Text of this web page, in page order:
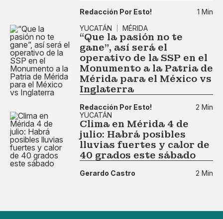
Redacción Por Esto!
1 Min
YUCATÁN
MÉRIDA
“Que la pasión no te
gane”, así será el
operativo de la SSP en el
Monumento a la Patria de
Mérida para el México vs
Inglaterra
Redacción Por Esto!
2 Min
YUCATÁN
Clima en Mérida 4 de
julio: Habrá posibles
lluvias fuertes y calor de
40 grados este sábado
Gerardo Castro 2 Min